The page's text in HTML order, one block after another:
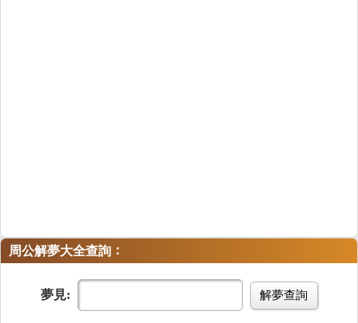
周公解夢大全查詢 ：
夢見: 解夢查詢